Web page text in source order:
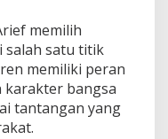
memilih
salah satu titik
memiliki peran
karakter bangsa
tantangan yang